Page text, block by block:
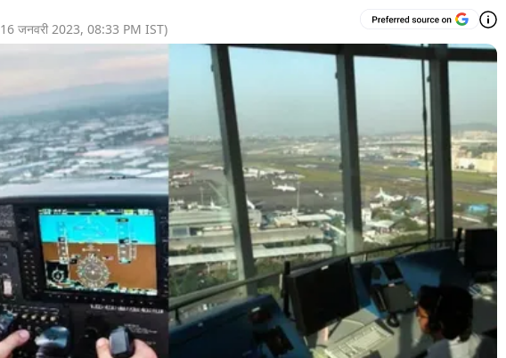
16 जनवरी 2023, 08:33 PM IST)